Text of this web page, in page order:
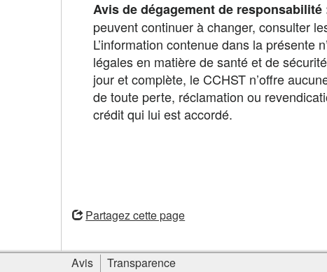
Avis de dégagement de responsabilité
peuvent continuer à changer, consulter
L’information contenue dans la présente
légales en matière de santé et de
jour et complète, le CCHST n’offre
de toute perte, réclamation ou
crédit qui lui est accordé.
Partagez cette page
Informations
Avis Transparence